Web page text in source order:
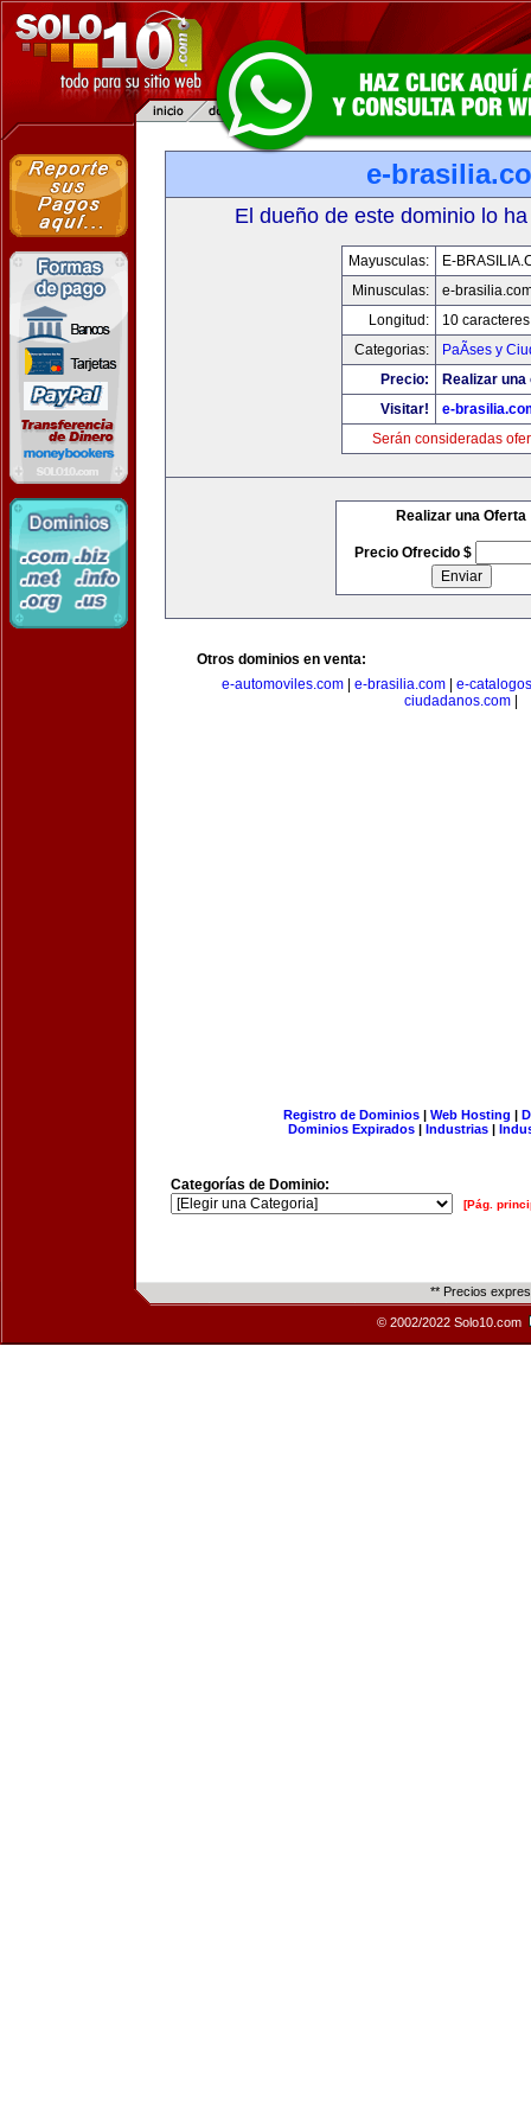
e-
El dueño de este dominio lo
Mayusculas:
E-
Minusculas:
e-
Longitud:
10 caracteres
Categorias:
PaÃ­ses y
Precio:
Realizar
Visitar!
e-
Serán consideradas
Realizar una Oferta
Precio Ofrecido $
Otros dominios en venta:
e-automoviles.com
e-brasilia.com
e-
ciudadanos.com
Registro de Dominios| Web Hosting |
Dominios Expirados | Industrias |
Categorías de Dominio:
[Pág.
** Precios
© 2002/2022 Solo10.com